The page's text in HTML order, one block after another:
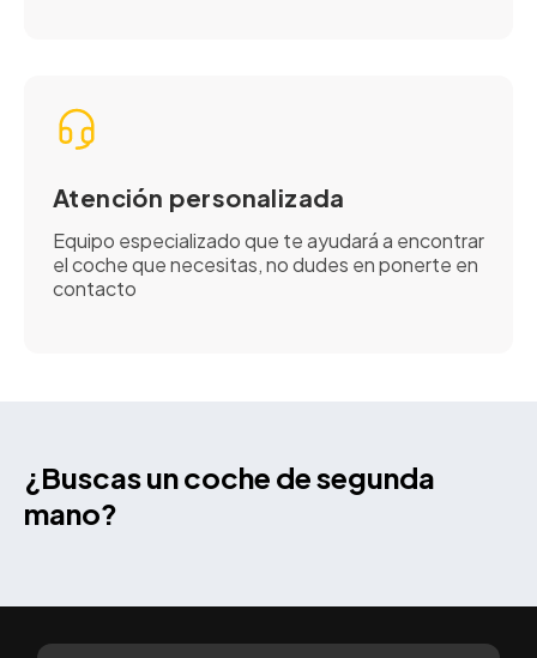
Atención personalizada
Equipo especializado que te ayudará a encontrar
el coche que necesitas, no dudes en ponerte en
contacto
¿Buscas un coche de segunda
mano?